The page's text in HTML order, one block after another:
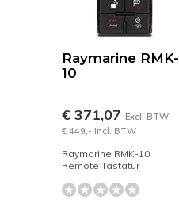
Raymarine RMK-
10
€ 371,07 Excl. BTW
€ 449,- Incl. BTW
Raymarine RMK-10
Remote Tastatur